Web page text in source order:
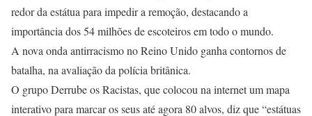
redor da estátua para impedir a remoção, destacando a
importância dos 54 milhões de escoteiros em todo o mundo.
A nova onda antirracismo no Reino Unido ganha contornos de
batalha, na avaliação da polícia britânica.
O grupo Derrube os Racistas, que colocou na internet um mapa
interativo para marcar os seus até agora 80 alvos, diz que “estátuas